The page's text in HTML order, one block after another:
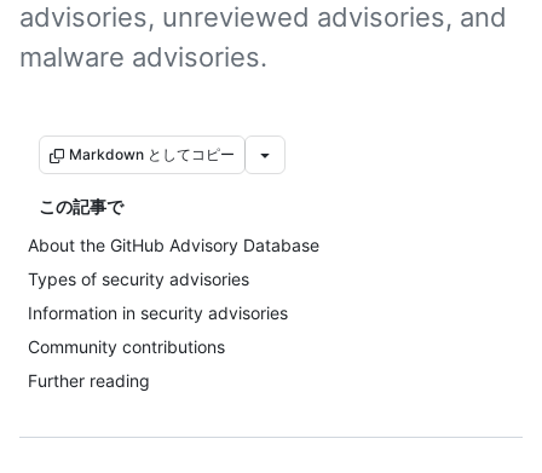
advisories, unreviewed advisories, and
malware advisories.
Markdown としてコピー
この記事で
About the GitHub Advisory Database
Types of security advisories
Information in security advisories
Community contributions
Further reading